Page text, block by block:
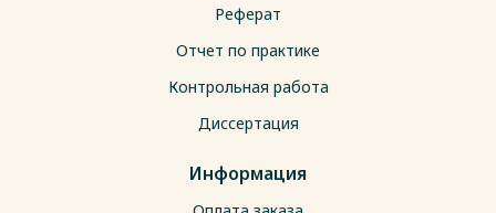
Реферат
Отчет по практике
Контрольная работа
Диссертация
Информация